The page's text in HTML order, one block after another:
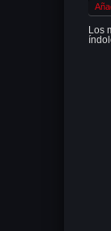
Los